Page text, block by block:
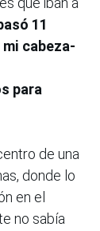
11
cabeza-
para
de una
donde lo
en el
no sabía